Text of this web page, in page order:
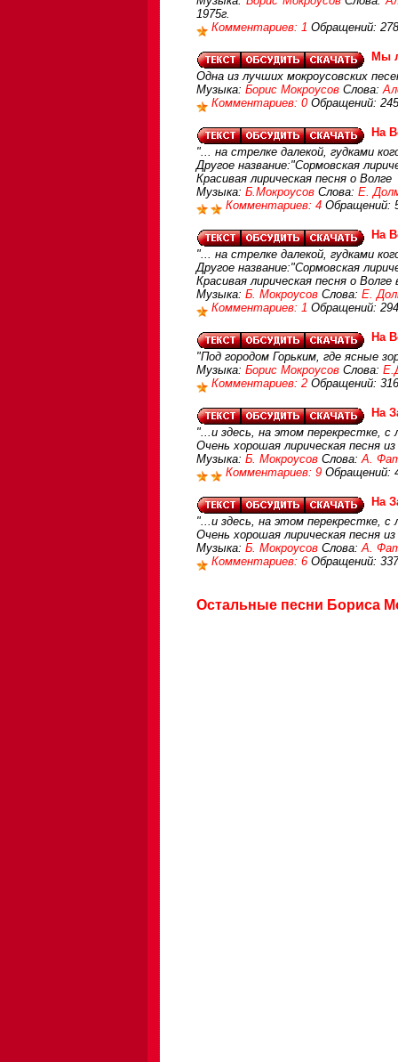
1975г.
Комментариев: 1 Обращений:
Мы
Одна из лучших мокроусовских
Музыка: Борис Мокроусов Слова:
Комментариев: 0 Обращений:
На
"... на стрелке далекой, гудками
Другое название:"Сормовская
Красивая лирическая песня о Волге
Музыка: Б.Мокроусов Слова: Е.
Комментариев: 4 Обращений:
На
"... на стрелке далекой, гудками
Другое название:"Сормовская
Красивая лирическая песня о
Музыка: Б. Мокроусов Слова: Е.
Комментариев: 1 Обращений:
На
"Под городом Горьким, где ясные
Музыка: Борис Мокроусов Слова:
Комментариев: 2 Обращений:
На
"...и здесь, на этом перекрестке,
Очень хорошая лирическая песня
Музыка: Б. Мокроусов Слова:А.
Комментариев: 9 Обращений:
На
"...и здесь, на этом перекрестке,
Очень хорошая лирическая песня
Музыка: Б. Мокроусов Слова:А.
Комментариев: 6 Обращений:
Остальные песни Бориса